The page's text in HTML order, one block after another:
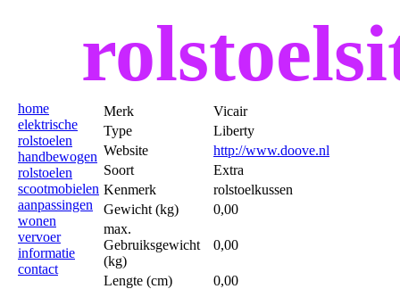
home
elektrische
rolstoelen
handbewogen
rolstoelen
scootmobielen
aanpassingen
wonen
vervoer
informatie
contact
Merk
Vicair
Type
Liberty
Website
http://www.doove.nl
Soort
Extra
Kenmerk
rolstoelkussen
Gewicht (kg)
0,00
max.
Gebruiksgewicht
(kg)
0,00
Lengte (cm)
0,00